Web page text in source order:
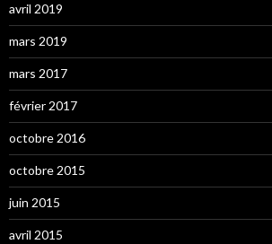
avril 2019
mars 2019
mars 2017
février 2017
octobre 2016
octobre 2015
juin 2015
avril 2015